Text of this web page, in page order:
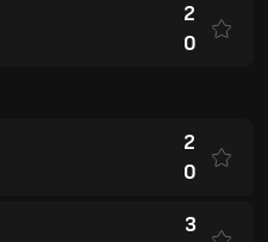
2
0
2
0
3